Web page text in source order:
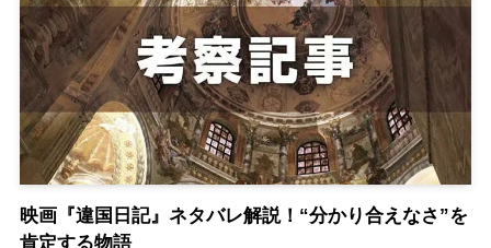
映画『違国日記』ネタバレ解説！“分かり合えなさ”を
肯定する物語